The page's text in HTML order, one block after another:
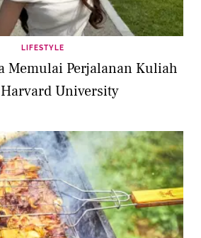
LIFESTYLE
Memulai Perjalanan Kuliah
University